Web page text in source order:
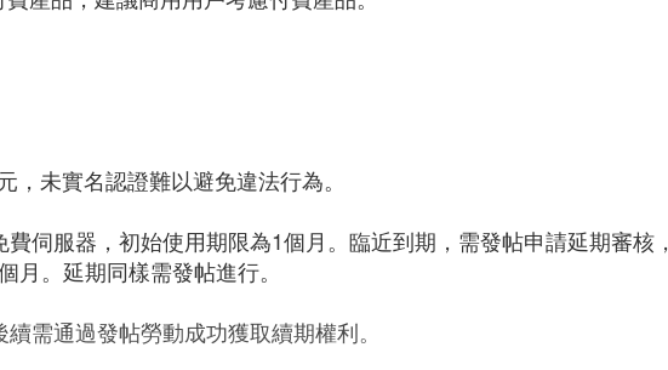
，未實名認證難以避免違法行為。
伺服器，初始使用期限為1個月。臨近到期，需發帖申請延期審核，
月。延期同樣需發帖進行。
需通過發帖勞動成功獲取續期權利。